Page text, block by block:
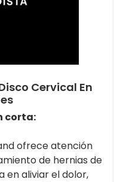
Cervical En
corta:
ofrece atención
de hernias de
en aliviar el dolor,